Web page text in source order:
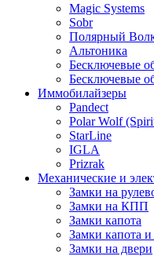
Magic Systems
Sobr
Полярный
Альтоника
Бесключевые
Бесключевые
Иммобилайзеры
Pandect
Polar Wolf
StarLine
IGLA
Prizrak
Механические и
Замки на
Замки на КПП
Замки капота
Замки капота
Замки на двери